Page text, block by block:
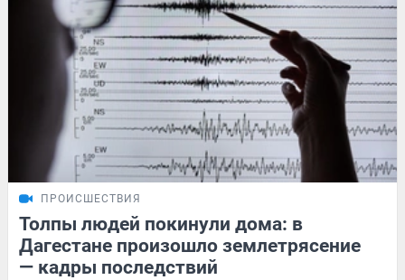
ПРОИСШЕСТВИЯ
Толпы людей покинули дома: в
Дагестане произошло землетрясение
— кадры последствий